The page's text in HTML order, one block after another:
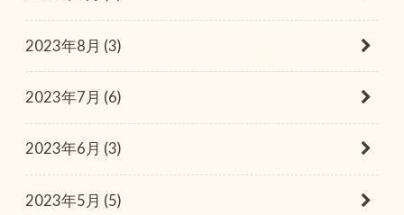
2023年8月 (3)
2023年7月 (6)
2023年6月 (3)
2023年5月 (5)